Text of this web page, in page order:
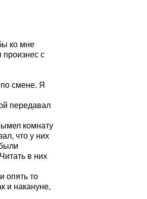
ко мне
произнес с
смене. Я
передавал
комнату
что у них
в них
опять то
и накануне,